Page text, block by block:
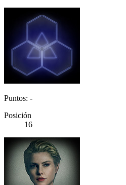
Puntos: -
Posición
16